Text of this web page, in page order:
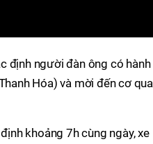
định người đàn ông có hành
Hóa) và mời đến cơ
khoảng 7h cùng ngày, xe